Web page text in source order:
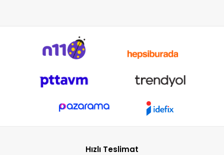
Hızlı Teslimat